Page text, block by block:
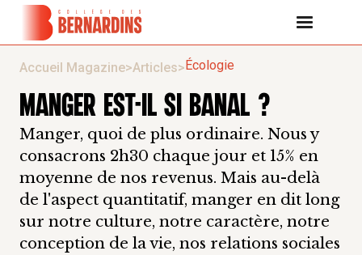
Accueil Magazine>Articles>Écologie
MANGER EST-IL SI BANAL ?
Manger, quoi de plus ordinaire. Nous y
consacrons 2h30 chaque jour et 15% en
moyenne de nos revenus. Mais au-delà
de l'aspect quantitatif, manger en dit long
sur notre culture, notre caractère, notre
conception de la vie, nos relations sociales